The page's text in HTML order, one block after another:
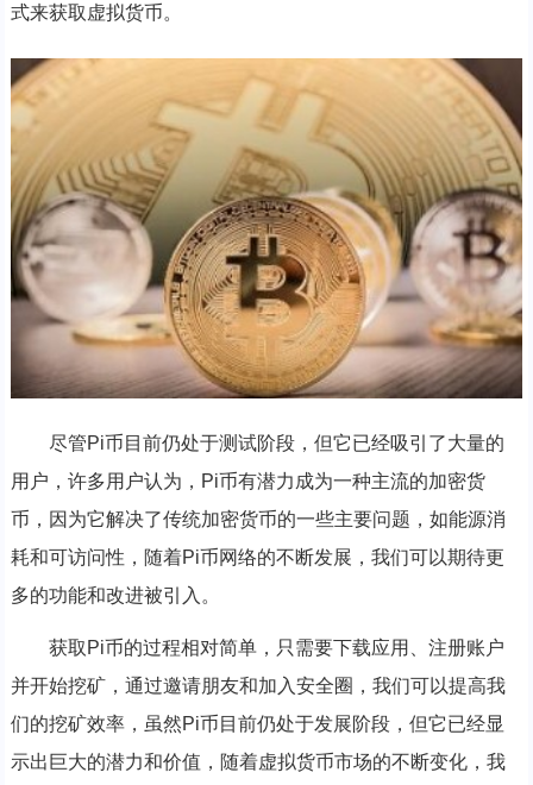
式来获取虚拟货币。
尽管Pi币目前仍处于测试阶段，但它已经吸引了大量的
用户，许多用户认为，Pi币有潜力成为一种主流的加密货
币，因为它解决了传统加密货币的一些主要问题，如能源消
耗和可访问性，随着Pi币网络的不断发展，我们可以期待更
多的功能和改进被引入。
获取Pi币的过程相对简单，只需要下载应用、注册账户
并开始挖矿，通过邀请朋友和加入安全圈，我们可以提高我
们的挖矿效率，虽然Pi币目前仍处于发展阶段，但它已经显
示出巨大的潜力和价值，随着虚拟货币市场的不断变化，我